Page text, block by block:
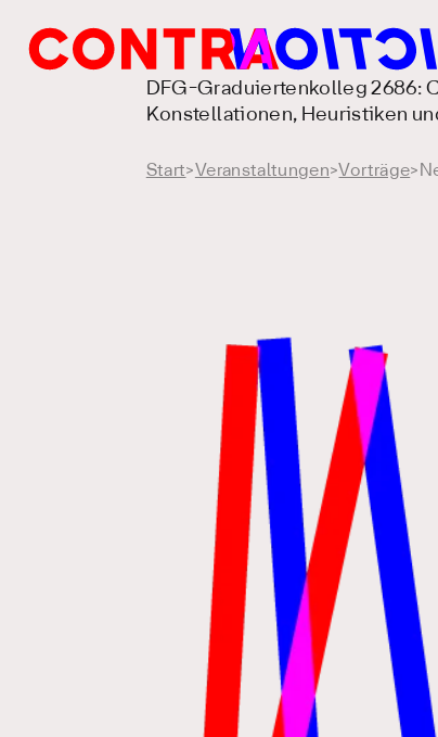
DFG-Graduiertenkolleg 2686:
Konstellationen, Heuristiken
Start> Veranstaltungen>Vorträge>